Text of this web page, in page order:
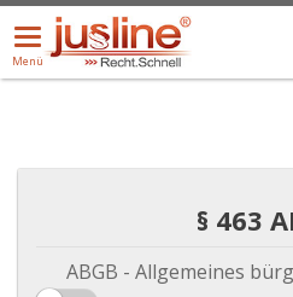
Menü
öffnen/schließen
Menü
ALLE DROPDOWN:
§ 463
ABGB - Allgemeines